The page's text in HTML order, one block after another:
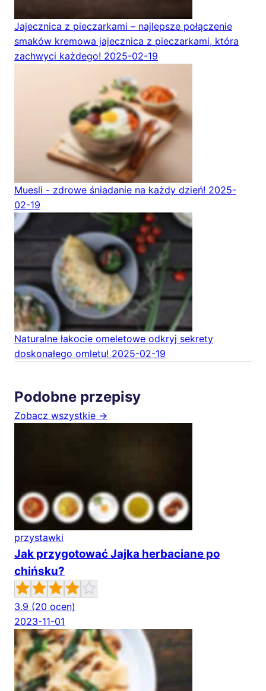
Jajecznica z pieczarkami – najlepsze połączenie
smaków kremowa jajecznica z pieczarkami, która
zachwyci każdego! 2025-02-19
Muesli - zdrowe śniadanie na każdy dzień! 2025-
02-19
Naturalne łakocie omeletowe odkryj sekrety
doskonałego omletu! 2025-02-19
Podobne przepisy
Zobacz wszystkie →
przystawki
Jak przygotować Jajka herbaciane po
chińsku?
3.9 (20 ocen)
2023-11-01